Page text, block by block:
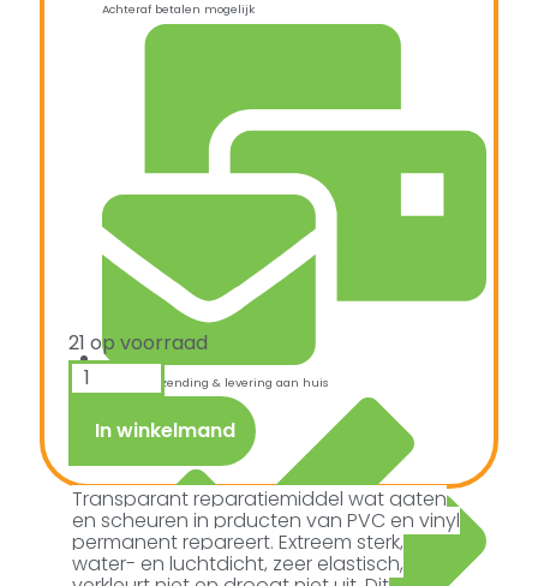
Achteraf betalen mogelijk
Snelle verzending & levering aan huis
21 op voorraad
In winkelmand
Transparant reparatiemiddel wat gaten
en scheuren in prducten van PVC en vinyl
permanent repareert. Extreem sterk,
water- en luchtdicht, zeer elastisch,